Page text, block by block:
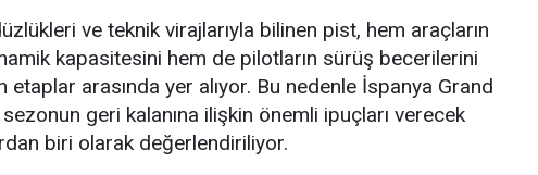
ve teknik virajlarıyla bilinen pist, hem araçların
kapasitesini hem de pilotların sürüş becerilerini
etaplar arasında yer alıyor. Bu nedenle İspanya Grand
geri kalanına ilişkin önemli ipuçları verecek
biri olarak değerlendiriliyor.